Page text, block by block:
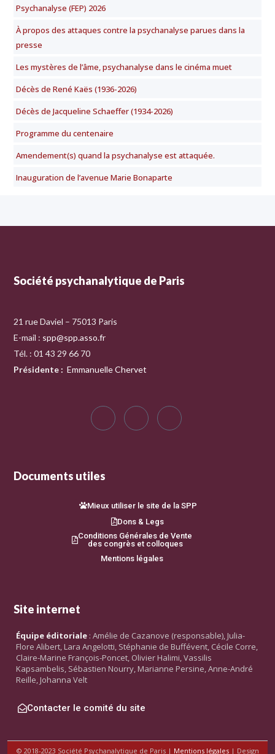
Psychanalyse (FEP) 2026
À propos des attaques contre la psychanalyse parues dans la
presse
Les mystères de l’âme, psychanalyse dans le cinéma muet
Décès de René Kaës (1936-2026)
Décès de Jacqueline Schaeffer (1934-2026)
Programme du centenaire
Amendement(s) quand la psychanalyse est attaquée.
Inauguration de l’avenue Marie Bonaparte
Société psychanalytique de Paris
21 rue Daviel – 75013 Paris
E-mail : spp@spp.asso.fr
Tél. : 01 43 29 66 70
Présidente : Emmanuelle Chervet
Documents utiles
Mieux utiliser le site de la SPP
Dons & Legs
Conditions Générales de Vente
des congrès et colloques
Mentions légales
Site internet
Équipe éditoriale : Amélie de Cazanove (responsable), Julia-
Flore Alibert, Lara Angelotti, Stéphanie de Buffévent, Cécile Corre,
Claire-Marine François-Poncet, Olivier Halimi, Vassilis
Kapsambelis, Sébastien Nourry, Marianne Persine, Anne-André
Reille, Johanna Velt
Contacter le comité du site
© 2018-2023 Société Psychanalytique de Paris | Mentions légales| Design